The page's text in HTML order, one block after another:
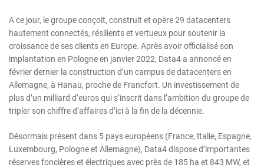
A ce jour, le groupe conçoit, construit et opère 29 datacenters
hautement connectés, résilients et vertueux pour soutenir la
croissance de ses clients en Europe. Après avoir officialisé son
implantation en Pologne en janvier 2022, Data4 a annoncé en
février dernier la construction d’un campus de datacenters en
Allemagne, à Hanau, proche de Francfort. Un investissement de
plus d’un milliard d’euros qui s’inscrit dans l’ambition du groupe de
tripler son chiffre d’affaires d’ici à la fin de la décennie.
Désormais présent dans 5 pays européens (France, Italie, Espagne,
Luxembourg, Pologne et Allemagne), Data4 dispose d’importantes
réserves foncières et électriques avec près de 185 ha et 843 MW, et